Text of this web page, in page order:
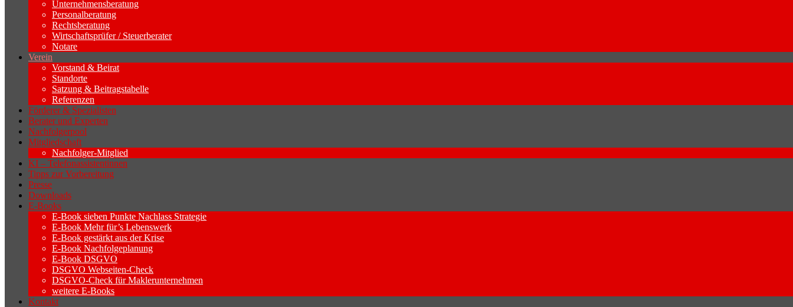
Unternehmensberatung
Personalberatung
Rechtsberatung
Wirtschaftsprüfer / Steuerberater
Notare
Verein
Vorstand & Beirat
Standorte
Satzung & Beitragstabelle
Referenzen
Förderer & Spezialisten
Berater und Experten
Nachfolgerpool
Mitgliedschaft
Nachfolger-Mitglied
KI – Telefonassistentinnen
Tipps zur Vorbereitung
Presse
Downloads
E-Books
E-Book sieben Punkte Nachlass Strategie
E-Book Mehr für’s Lebenswerk
E-Book gestärkt aus der Krise
E-Book Nachfolgeplanung
E-Book DSGVO
DSGVO Webseiten-Check
DSGVO-Check für Maklerunternehmen
weitere E-Books
Kontakt